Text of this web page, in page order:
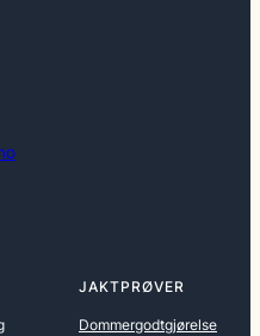
JAKTPRØVER
Dommergodtgjørelse